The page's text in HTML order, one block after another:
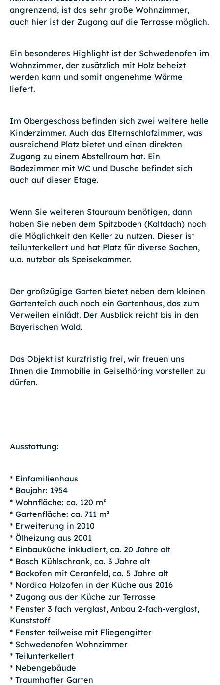
angrenzend, ist das sehr große Wohnzimmer,
auch hier ist der Zugang auf die Terrasse möglich.
Ein besonderes Highlight ist der Schwedenofen im
Wohnzimmer, der zusätzlich mit Holz beheizt
werden kann und somit angenehme Wärme
liefert.
Im Obergeschoss befinden sich zwei weitere helle
Kinderzimmer. Auch das Elternschlafzimmer, was
ausreichend Platz bietet und einen direkten
Zugang zu einem Abstellraum hat. Ein
Badezimmer mit WC und Dusche befindet sich
auch auf dieser Etage.
Wenn Sie weiteren Stauraum benötigen, dann
haben Sie neben dem Spitzboden (Kaltdach) noch
die Möglichkeit den Keller zu nutzen. Dieser ist
teilunterkellert und hat Platz für diverse Sachen,
u.a. nutzbar als Speisekammer.
Der großzügige Garten bietet neben dem kleinen
Gartenteich auch noch ein Gartenhaus, das zum
Verweilen einlädt. Der Ausblick reicht bis in den
Bayerischen Wald.
Das Objekt ist kurzfristig frei, wir freuen uns
Ihnen die Immobilie in Geiselhöring vorstellen zu
dürfen.
Ausstattung:
* Einfamilienhaus
* Baujahr: 1954
* Wohnfläche: ca. 120 m²
* Gartenfläche: ca. 711 m²
* Erweiterung in 2010
* Ölheizung aus 2001
* Einbauküche inkludiert, ca. 20 Jahre alt
* Bosch Kühlschrank, ca. 3 Jahre alt
* Backofen mit Ceranfeld, ca. 5 Jahre alt
* Nordica Holzofen in der Küche aus 2016
* Zugang aus der Küche zur Terrasse
* Fenster 3 fach verglast, Anbau 2-fach-verglast,
Kunststoff
* Fenster teilweise mit Fliegengitter
* Schwedenofen Wohnzimmer
* Teilunterkellert
* Nebengebäude
* Traumhafter Garten